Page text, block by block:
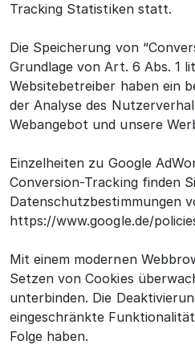
Tracking Statistiken statt.
Die Speicherung von
Grundlage von Art. 6 Abs. 1
Websitebetreiber haben ein
der Analyse des
Webangebot und unsere
Einzelheiten zu Google
Conversion-Tracking finden
Datenschutzbestimmungen
https://www.google.de/
Mit einem modernen
Setzen von Cookies
unterbinden. Die
eingeschränkte
Folge haben.